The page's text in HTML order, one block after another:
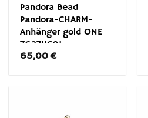
Pandora Bead
Pandora-CHARM-
Anhänger gold ONE
762711C01
65,00€